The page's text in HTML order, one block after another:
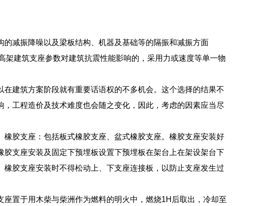
减振降噪以及梁板结构、机器及基础等的隔振和减振方面
建筑支座参数对建筑抗震性能影响的，采用力或速度等单一物
建筑方案阶段就有重要话语权的不多机会。这个选择的结果不
工程造价及技术难度也会随之变化，因此，考虑的因素应当尽
胶支座：包括板式橡胶支座、盆式橡胶支座。橡胶支座安装好
支座安装及固定下预埋板设置下预埋板在架台上在架设架台下
胶支座安装时不得松动上、下支座连接板，以防止支座发生过
置于用木柴与柴洲作为燃料的明火中，燃烧1H后取出，冷却至